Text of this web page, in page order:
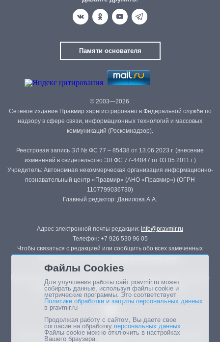
Памяти основателя
© 2003—2026.
Сетевое издание Правмир зарегистрировано в Федеральной службе по
надзору в сфере связи, информационных технологий и массовых
коммуникаций (Роскомнадзор).
Реестровая запись ЭЛ № ФС 77 – 85438 от 13.06.2023 г. (внесение
изменений в свидетельство ЭЛ ФС 77-44847 от 03.05.2011 г.)
Учредитель: Автономная некоммерческая организация информационно-
познавательный центр «Правмир» (АНО «Правмир») (ОГРН
1107799036730)
Главный редактор: Данилова А.А.
Адрес электронной почты редакции: info@pravmir.ru
Телефон: +7 926 530 96 05
Чтобы связаться с редакцией или сообщить обо всех замеченных
Републикация материалов сайта в печатных изданиях (книгах, прессе)
возможна только с письменного разрешения редакции.
Мнение авторов статей портала может не совпадать с позицией
Файлы Cookies
Для улучшения работы сайт pravmir.ru может
собирать данные, используя файлы cookie и
метрические программы. Это соответствует
Политике обработки и защиты персональных данных
в pravmir.ru
Продолжая работу с сайтом, Вы даете свое
согласие на обработку персональных данных.
Файлы cookie можно отключить в настройках
Вашего браузера.